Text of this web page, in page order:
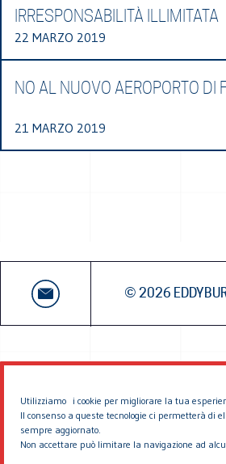
Utilizziamo i cookie per migliorare la tua
Il consenso a queste tecnologie ci permetterà di
sempre aggiornato.
Non accettare può limitare la navigazione ad
IRRESPONSABILITÀ ILLIMITATA
22 MARZO 2019
NO AL NUOVO AEROPORTO DI
21 MARZO 2019
© 2026